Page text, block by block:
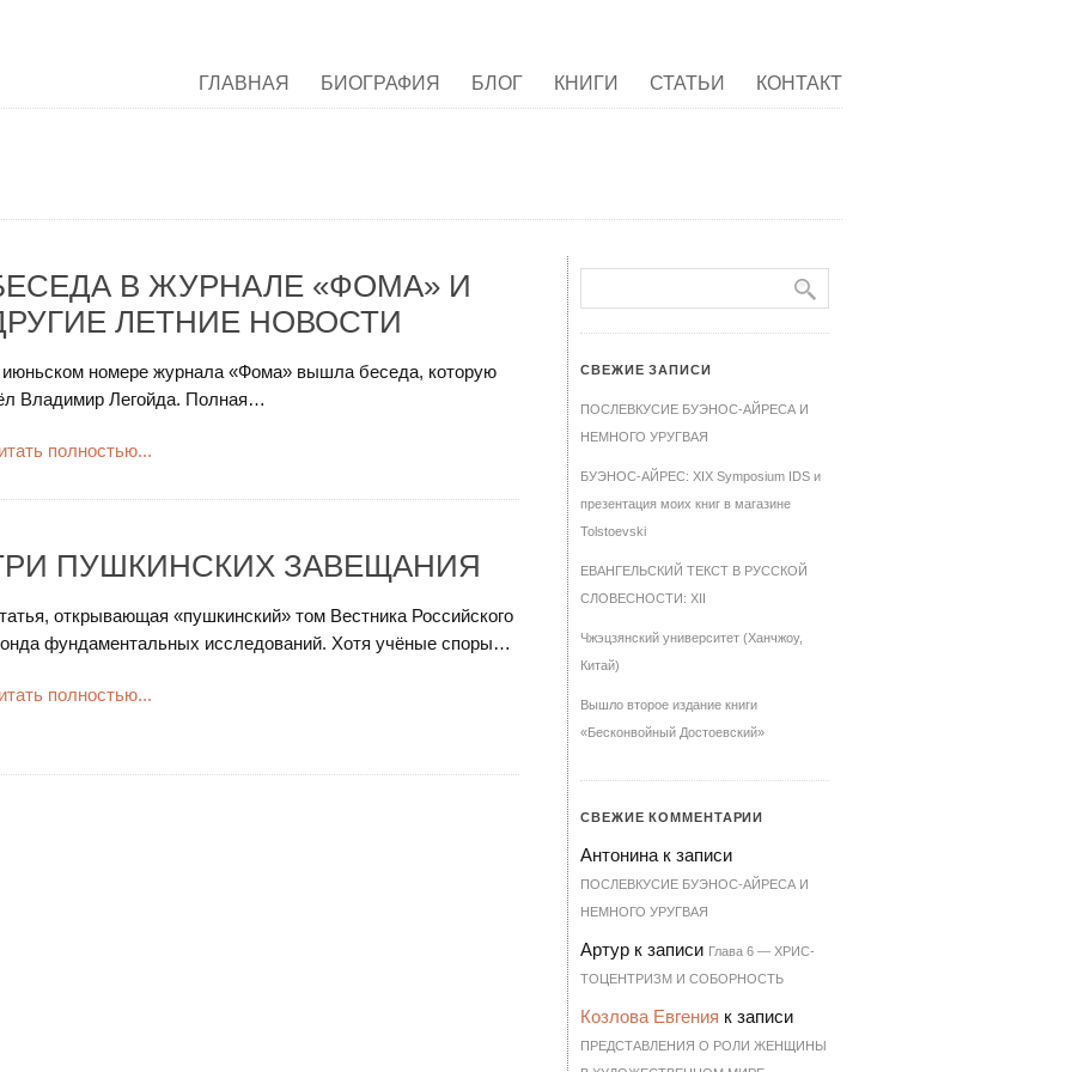
ГЛАВНАЯ БИОГРАФИЯ БЛОГ КНИГИ СТАТЬИ КОНТАКТ
В ЖУРНАЛЕ «ФОМА» И
ЛЕТНИЕ НОВОСТИ
номере журнала «Фома» вышла беседа, которую
Владимир Легойда. Полная…
полностью...
ПУШКИНСКИХ ЗАВЕЩАНИЯ
открывающая «пушкинский» том Вестника Российского
фундаментальных исследований. Хотя учёные споры…
полностью...
СВЕЖИЕ ЗАПИСИ
ПОСЛЕВКУСИЕ БУЭНОС-АЙРЕСА И
НЕМНОГО УРУГВАЯ
БУЭНОС-АЙРЕС: XIX Symposium IDS и
презентация моих книг в магазине
Tolstoevski
ЕВАНГЕЛЬСКИЙ ТЕКСТ В РУССКОЙ
СЛОВЕСНОСТИ: XII
Чжэцзянский университет (Ханчжоу,
Китай)
Вышло второе издание книги
«Бесконвойный Достоевский»
СВЕЖИЕ КОММЕНТАРИИ
Антонина к записи
ПОСЛЕВКУСИЕ БУЭНОС-АЙРЕСА И
НЕМНОГО УРУГВАЯ
Артур к записи Гла­ва 6 — ХРИ­С­
ТО­ЦЕН­Т­РИЗМ И СО­БОР­НОСТЬ
Козлова Евгения к записи
ПРЕДСТАВЛЕНИЯ О РОЛИ ЖЕНЩИНЫ